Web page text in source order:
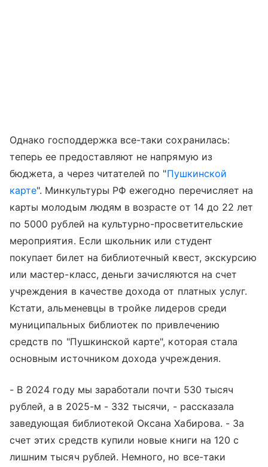
Однако господдержка все-таки сохранилась:
теперь ее предоставляют не напрямую из
бюджета, а через читателей по "Пушкинской
карте". Минкультуры РФ ежегодно перечисляет на
карты молодым людям в возрасте от 14 до 22 лет
по 5000 рублей на культурно-просветительские
мероприятия. Если школьник или студент
покупает билет на библиотечный квест, экскурсию
или мастер-класс, деньги зачисляются на счет
учреждения в качестве дохода от платных услуг.
Кстати, альменевцы в тройке лидеров среди
муниципальных библиотек по привлечению
средств по "Пушкинской карте", которая стала
основным источником дохода учреждения.
- В 2024 году мы заработали почти 530 тысяч
рублей, а в 2025-м - 332 тысячи, - рассказала
заведующая библиотекой Оксана Хабирова. - За
счет этих средств купили новые книги на 120 с
лишним тысяч рублей. Немного, но все-таки